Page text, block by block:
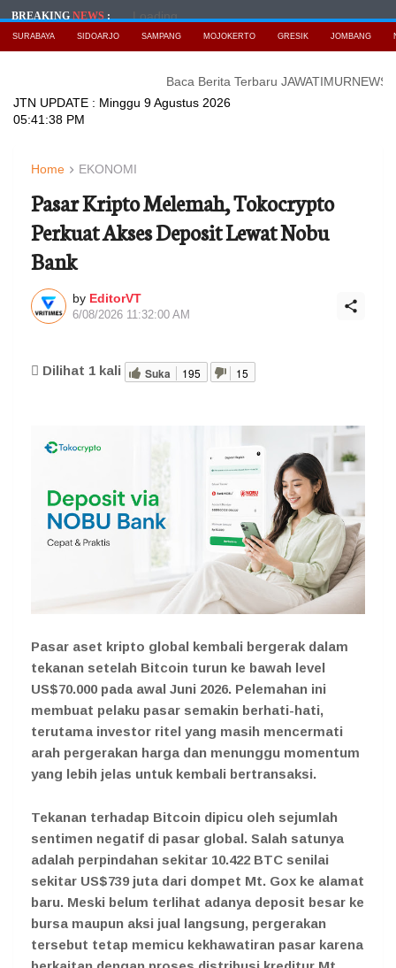
BREAKINGNEWS: Loading...
SURABAYA SIDOARJO SAMPANG MOJOKERTO GRESIK JOMBANG
Baca Berita Terbaru JAWATIMURNEWSBidik
JTN UPDATE : Minggu 9 Agustus 2026
05:41:40 PM
Home EKONOMI
Pasar Kripto Melemah, Tokocrypto
Perkuat Akses Deposit Lewat Nobu
Bank
by EditorVT
6/08/2026 11:32:00 AM
Dilihat 1 kali Suka 195 15
Pasar aset kripto global kembali bergerak dalam
tekanan setelah Bitcoin turun ke bawah level
US$70.000 pada awal Juni 2026. Pelemahan ini
membuat pelaku pasar semakin berhati-hati,
terutama investor ritel yang masih mencermati
arah pergerakan harga dan menunggu momentum
yang lebih jelas untuk kembali bertransaksi.
Tekanan terhadap Bitcoin dipicu oleh sejumlah
sentimen negatif di pasar global. Salah satunya
adalah perpindahan sekitar 10.422 BTC senilai
sekitar US$739 juta dari dompet Mt. Gox ke alamat
baru. Meski belum terlihat adanya deposit besar ke
bursa maupun aksi jual langsung, pergerakan
tersebut tetap memicu kekhawatiran pasar karena